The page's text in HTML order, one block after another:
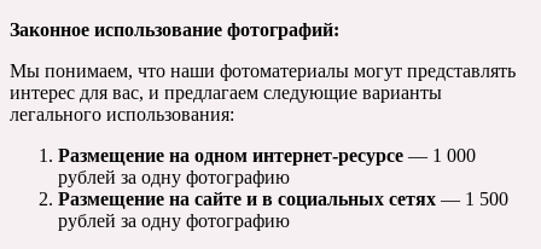
Законное использование фотографий:
Мы понимаем, что наши фотоматериалы могут представлять
интерес для вас, и предлагаем следующие варианты
легального использования:
Размещение на одном интернет-ресурсе — 1 000
рублей за одну фотографию
Размещение на сайте и в социальных сетях — 1 500
рублей за одну фотографию